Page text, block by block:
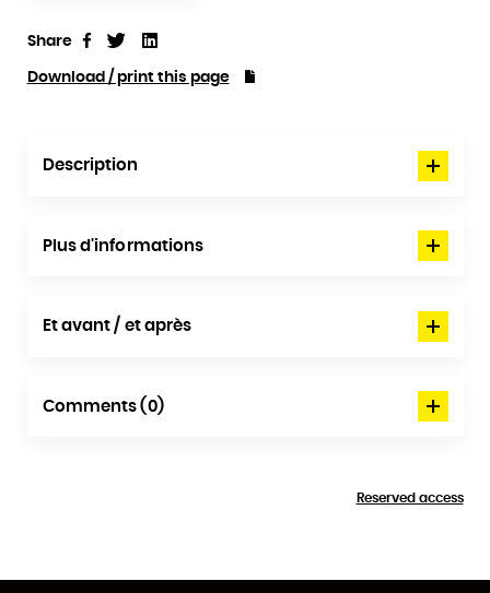
Share ShareTweet
Download / print this page
Description
Plus d'informations
Et avant / et après
Comments (0)
Reserved access